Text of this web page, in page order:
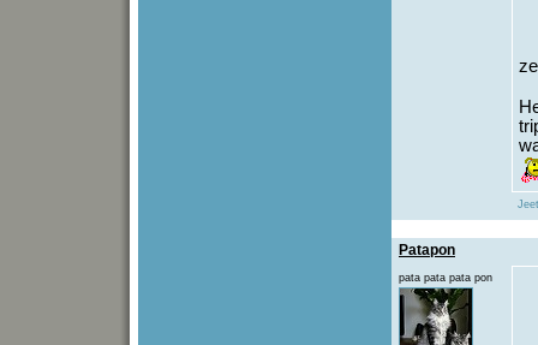
Patapon
pata pata pata pon